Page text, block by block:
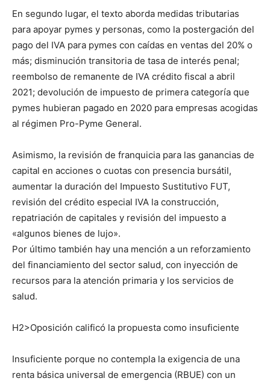
En segundo lugar, el texto aborda medidas tributarias
para apoyar pymes y personas, como la postergación del
pago del IVA para pymes con caídas en ventas del 20% o
más; disminución transitoria de tasa de interés penal;
reembolso de remanente de IVA crédito fiscal a abril
2021; devolución de impuesto de primera categoría que
pymes hubieran pagado en 2020 para empresas acogidas
al régimen Pro-Pyme General.
Asimismo, la revisión de franquicia para las ganancias de
capital en acciones o cuotas con presencia bursátil,
aumentar la duración del Impuesto Sustitutivo FUT,
revisión del crédito especial IVA la construcción,
repatriación de capitales y revisión del impuesto a
«algunos bienes de lujo».
Por último también hay una mención a un reforzamiento
del financiamiento del sector salud, con inyección de
recursos para la atención primaria y los servicios de
salud.
H2>Oposición calificó la propuesta como insuficiente
Insuficiente porque no contempla la exigencia de una
renta básica universal de emergencia (RBUE) con un